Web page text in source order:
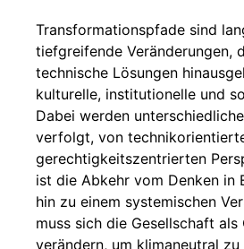
Transformationspfade sind
tiefgreifende Veränderungen,
technische Lösungen
kulturelle, institutionelle und
Dabei werden
verfolgt, von
gerechtigkeitszentrierten
ist die Abkehr vom Denken in
hin zu einem systemischen
muss sich die Gesellschaft als
verändern, um klimaneutral zu